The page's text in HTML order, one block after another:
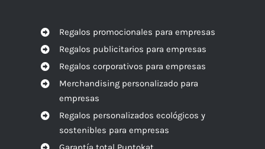
Regalos promocionales para empresas
Regalos publicitarios para empresas
Regalos corporativos para empresas
Merchandising personalizado para
empresas
Regalos personalizados ecológicos y
sostenibles para empresas